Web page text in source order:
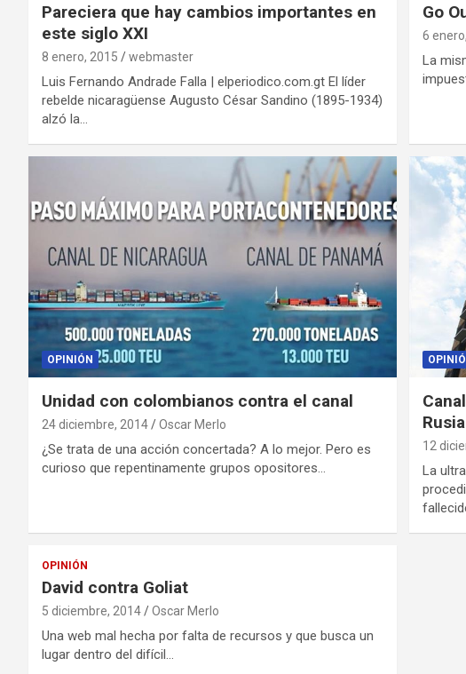
Pareciera que hay cambios importantes en
este siglo XXI
8 enero, 2015 webmaster
Luis Fernando Andrade Falla | elperiodico.com.gt El líder
rebelde nicaragüense Augusto César Sandino (1895-1934)
alzó la…
Go
6
La
OPINIÓN
Unidad con colombianos contra el canal
24 diciembre, 2014 Oscar Merlo
¿Se trata de una acción concertada? A lo mejor. Pero es
curioso que repentinamente grupos opositores…
12
La
OPINIÓN
David contra Goliat
5 diciembre, 2014 Oscar Merlo
Una web mal hecha por falta de recursos y que busca un
lugar dentro del difícil…